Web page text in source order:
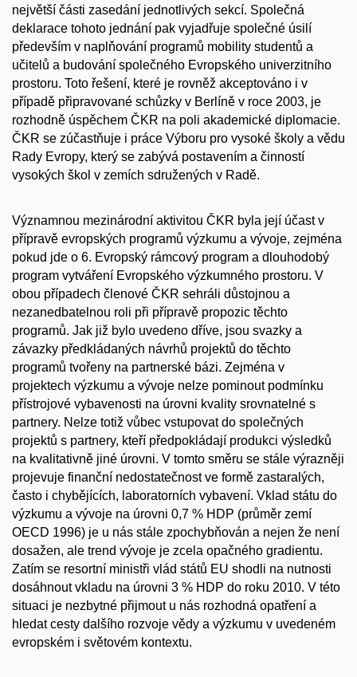
největší části zasedání jednotlivých sekcí. Společná
deklarace tohoto jednání pak vyjadřuje společné úsilí
především v naplňování programů mobility studentů a
učitelů a budování společného Evropského univerzitního
prostoru. Toto řešení, které je rovněž akceptováno i v
případě připravované schůzky v Berlíně v roce 2003, je
rozhodně úspěchem ČKR na poli akademické diplomacie.
ČKR se zúčastňuje i práce Výboru pro vysoké školy a vědu
Rady Evropy, který se zabývá postavením a činností
vysokých škol v zemích sdružených v Radě.
Významnou mezinárodní aktivitou ČKR byla její účast v
přípravě evropských programů výzkumu a vývoje, zejména
pokud jde o 6. Evropský rámcový program a dlouhodobý
program vytváření Evropského výzkumného prostoru. V
obou případech členové ČKR sehráli důstojnou a
nezanedbatelnou roli při přípravě propozic těchto
programů. Jak již bylo uvedeno dříve, jsou svazky a
závazky předkládaných návrhů projektů do těchto
programů tvořeny na partnerské bázi. Zejména v
projektech výzkumu a vývoje nelze pominout podmínku
přístrojové vybavenosti na úrovni kvality srovnatelné s
partnery. Nelze totiž vůbec vstupovat do společných
projektů s partnery, kteří předpokládají produkci výsledků
na kvalitativně jiné úrovni. V tomto směru se stále výrazněji
projevuje finanční nedostatečnost ve formě zastaralých,
často i chybějících, laboratorních vybavení. Vklad státu do
výzkumu a vývoje na úrovni 0,7 % HDP (průměr zemí
OECD 1996) je u nás stále zpochybňován a nejen že není
dosažen, ale trend vývoje je zcela opačného gradientu.
Zatím se resortní ministři vlád států EU shodli na nutnosti
dosáhnout vkladu na úrovni 3 % HDP do roku 2010. V této
situaci je nezbytné přijmout u nás rozhodná opatření a
hledat cesty dalšího rozvoje vědy a výzkumu v uvedeném
evropském i světovém kontextu.